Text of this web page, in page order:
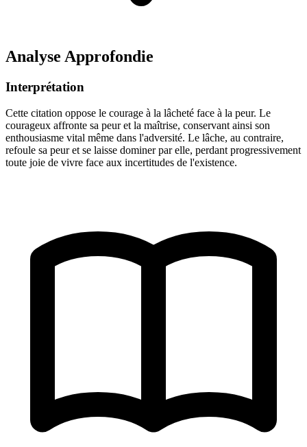
Analyse Approfondie
Interprétation
Cette citation oppose le courage à la lâcheté face à la peur. Le
courageux affronte sa peur et la maîtrise, conservant ainsi son
enthousiasme vital même dans l'adversité. Le lâche, au contraire,
refoule sa peur et se laisse dominer par elle, perdant progressivement
toute joie de vivre face aux incertitudes de l'existence.